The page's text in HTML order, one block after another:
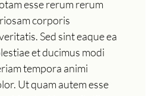
esse rerum rerum
corporis
Sed sint eaque ea
et ducimus modi
tempora animi
Ut quam autem esse